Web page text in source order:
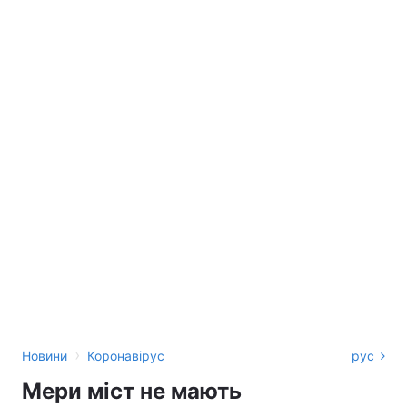
Новини › Коронавірус рус
Мери міст не мають